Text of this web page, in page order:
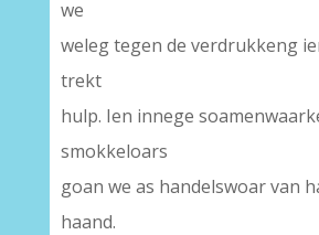
we
weleg tegen de verdrukkeng
trekt
hulp. Ien innege
smokkeloars
goan we as handelswoar van
haand.